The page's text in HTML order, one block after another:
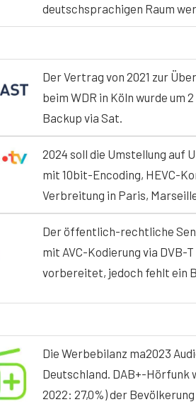
deutschsprachigen Raum
Der Vertrag von 2021 zur
beim WDR in Köln wurde um
Backup via Sat.
2024 soll die Umstellung auf
mit 10bit-Encoding, HEVC-
Verbreitung in Paris,
Der öffentlich-rechtliche
mit AVC-Kodierung via DVB-
vorbereitet, jedoch fehlt ein
Die Werbebilanz ma2023
Deutschland. DAB+-Hörfunk
2022: 27,0%) der